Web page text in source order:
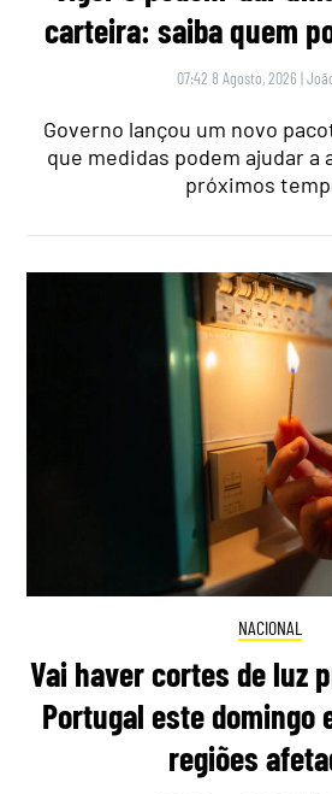
carteira: saiba quem
07:42 8 Agosto, 2026 |
Governo lançou um novo
que medidas podem ajudar a
próximos
NACIONAL
Vai haver cortes de luz
Portugal este domingo
regiões